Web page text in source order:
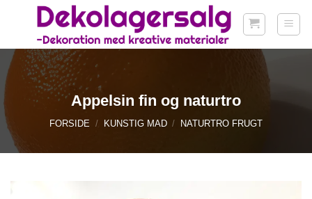
Fortsæt
Appelsin fin og naturtro
FORSIDE / KUNSTIG MAD / NATURTRO FRUGT